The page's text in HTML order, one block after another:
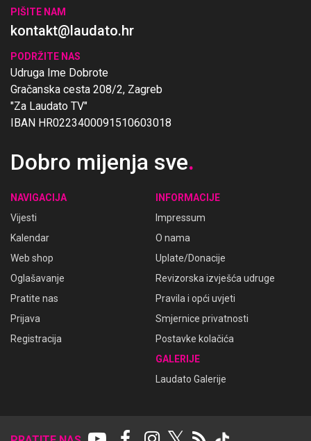
PIŠITE NAM
kontakt@laudato.hr
PODRŽITE NAS
Udruga Ime Dobrote
Gračanska cesta 208/2, Zagreb
"Za Laudato TV"
IBAN HR0223400091510603018
Dobro mijenja sve.
NAVIGACIJA
Vijesti
Kalendar
Web shop
Oglašavanje
Pratite nas
Prijava
Registracija
INFORMACIJE
Impressum
O nama
Uplate/Donacije
Revizorska izvješća udruge
Pravila i opći uvjeti
Smjernice privatnosti
Postavke kolačića
GALERIJE
Laudato Galerije